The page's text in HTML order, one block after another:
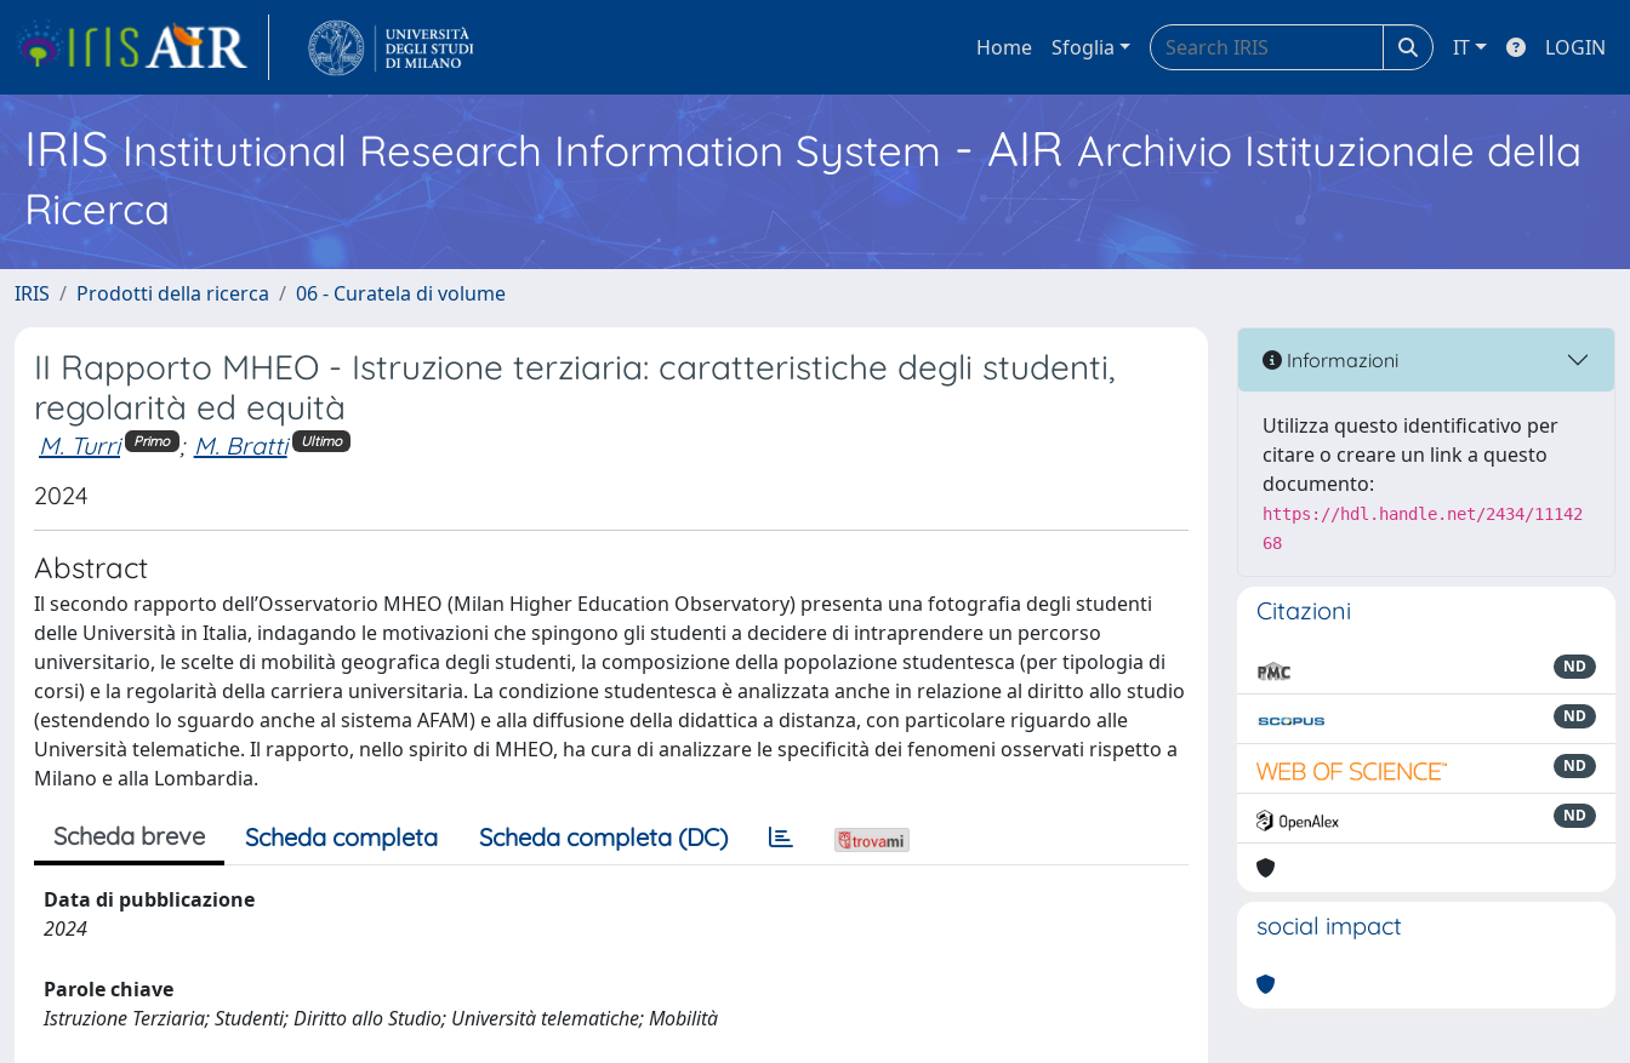
Home Sfoglia IT LOGIN
IRISInstitutional Research Information System - AIR Archivio Istituzionale della
Ricerca
IRIS Prodotti della ricerca 06 - Curatela di volume
II Rapporto MHEO - Istruzione terziaria: caratteristiche degli studenti,
regolarità ed equità
M. Turri Primo ; M. Bratti Ultimo
2024
Abstract
Il secondo rapporto dell’Osservatorio MHEO (Milan Higher Education Observatory) presenta una fotografia degli studenti
delle Università in Italia, indagando le motivazioni che spingono gli studenti a decidere di intraprendere un percorso
universitario, le scelte di mobilità geografica degli studenti, la composizione della popolazione studentesca (per tipologia di
corsi) e la regolarità della carriera universitaria. La condizione studentesca è analizzata anche in relazione al diritto allo studio
(estendendo lo sguardo anche al sistema AFAM) e alla diffusione della didattica a distanza, con particolare riguardo alle
Università telematiche. Il rapporto, nello spirito di MHEO, ha cura di analizzare le specificità dei fenomeni osservati rispetto a
Milano e alla Lombardia.
Scheda breve Scheda completa Scheda completa (DC)
Data di pubblicazione
2024
Parole chiave
Istruzione Terziaria; Studenti; Diritto allo Studio; Università telematiche; Mobilità
Informazioni
Utilizza questo identificativo per
citare o creare un link a questo
documento:
https://hdl.handle.net/2434/11142
68
Citazioni
ND
ND
ND
ND
social impact